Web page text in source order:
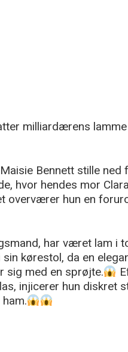
milliardærens
Bennett stille
hvor hendes mor
overværer hun en
har været lam i
kørestol, da en
sig med en sprøjte.
injicerer hun diskret